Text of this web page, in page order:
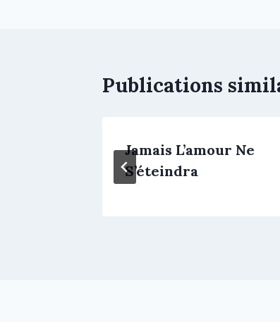
Publications
Jamais L’amour Ne
S’éteindra